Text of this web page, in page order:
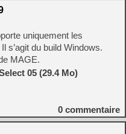
uniquement les
s’agit du build Windows.
MAGE.
05 (29.4 Mo)
0 commentaire